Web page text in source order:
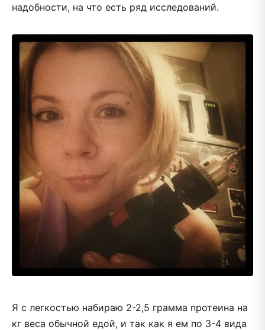
надобности, на что есть ряд исследований.
Я с легкостью набираю 2-2,5 грамма протеина на
кг веса обычной едой, и так как я ем по 3-4 вида